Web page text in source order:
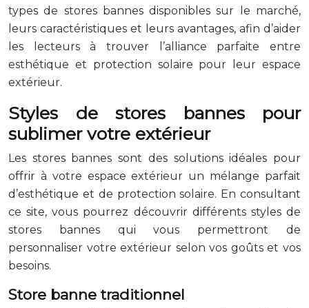
types de stores bannes disponibles sur le marché,
leurs caractéristiques et leurs avantages, afin d’aider
les lecteurs à trouver l’alliance parfaite entre
esthétique et protection solaire pour leur espace
extérieur.
Styles de stores bannes pour
sublimer votre extérieur
Les stores bannes sont des solutions idéales pour
offrir à votre espace extérieur un mélange parfait
d’esthétique et de protection solaire. En consultant
ce site, vous pourrez découvrir différents styles de
stores bannes qui vous permettront de
personnaliser votre extérieur selon vos goûts et vos
besoins.
Store banne traditionnel